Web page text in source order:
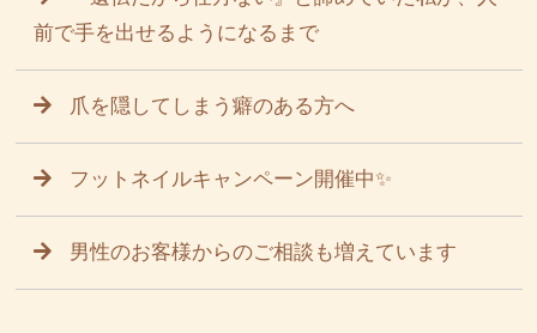
前で手を出せるようになるまで
爪を隠してしまう癖のある方へ
フットネイルキャンペーン開催中✨
男性のお客様からのご相談も増えています